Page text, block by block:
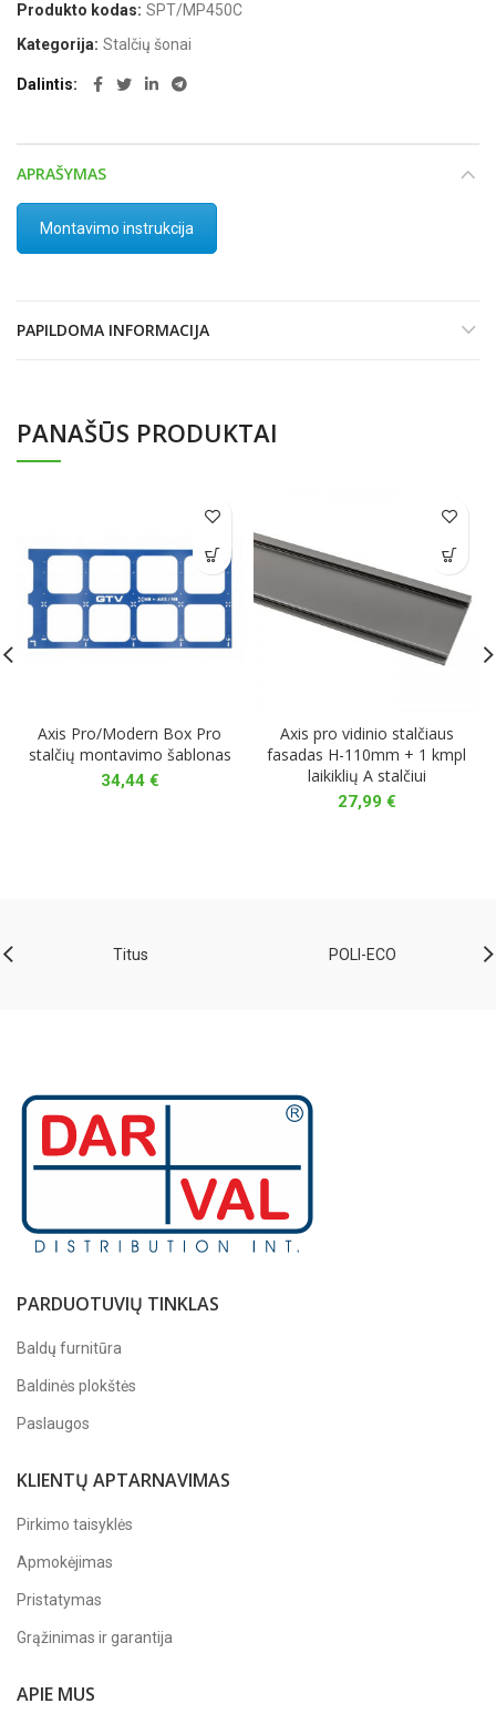
Produkto kodas: SPT/MP450C
Kategorija: Stalčių šonai
Dalintis
APRAŠYMAS
Montavimo instrukcija
PAPILDOMA INFORMACIJA
PANAŠŪS PRODUKTAI
Axis Pro/Modern Box Pro
stalčių montavimo šablonas
34,44 €
Axis pro vidinio stalčiaus
fasadas H-110mm + 1 kmpl
laikiklių A stalčiui
27,99 €
Titus POLI-ECO
PARDUOTUVIŲ TINKLAS
Baldų furnitūra
Baldinės plokštės
Paslaugos
KLIENTŲ APTARNAVIMAS
Pirkimo taisyklės
Apmokėjimas
Pristatymas
Grąžinimas ir garantija
APIE MUS